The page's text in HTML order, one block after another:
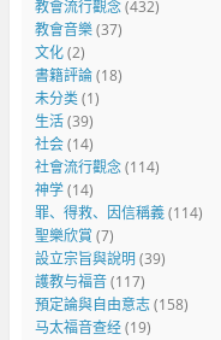
教會流行觀念(432)
教會音樂(37)
文化(2)
書籍評論(18)
未分类(1)
生活(39)
社会(14)
社會流行觀念(114)
神学(14)
罪、得救、因信稱義(114)
聖樂欣賞 (7)
設立宗旨與說明 (39)
護教与福音(117)
預定論與自由意志(158)
马太福音查经(19)